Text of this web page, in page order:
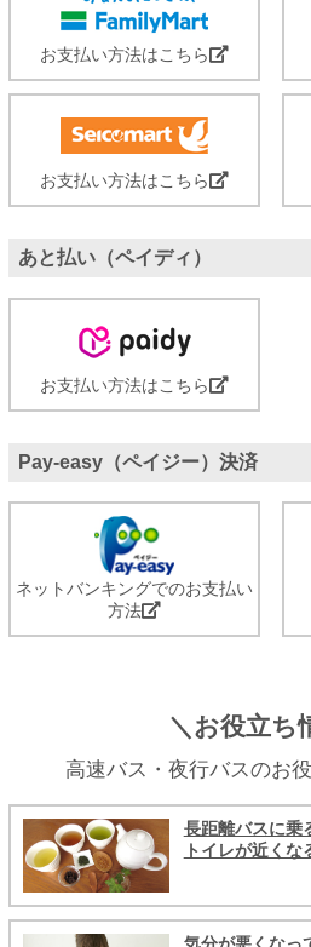
お支払い方法はこちら
お支払い方法はこちら
あと払い（ペイディ）
お支払い方法はこちら
Pay-easy（ペイジー）決済
ネットバンキングでのお支払い
方法
＼お役立ち
高速バス・夜行バスのお
長距離バスに乗
トイレが近くな
気分が悪くなっ